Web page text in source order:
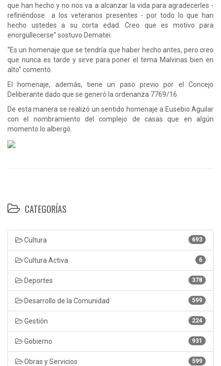
que han hecho y no nos va a alcanzar la vida para agradecerles -
refiriéndose a los veteranos presentes - por todo lo que han
hecho ustedes a su corta edad. Creo que es motivo para
enorgullecerse” sostuvo Dematei.
“Es un homenaje que se tendría que haber hecho antes, pero creo
que nunca es tarde y sirve para poner el tema Malvinas bien en
alto" comentó.
El homenaje, además, tiene un paso previo por el Concejo
Deliberante dado que se generó la ordenanza 7769/16
De esta manera se realizó un sentido homenaje a Eusebio Aguilar
con el nombramiento del complejo de casas que en algún
momento lo albergó.
CATEGORÍAS
693
Cultura
6
Cultura Activa
378
Deportes
599
Desarrollo de la Comunidad
224
Gestión
931
Gobierno
599
Obras y Servicios